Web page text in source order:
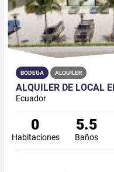
BODEGA ALQUILER
Ecuador
0
Habitaciones
5.5
Baños